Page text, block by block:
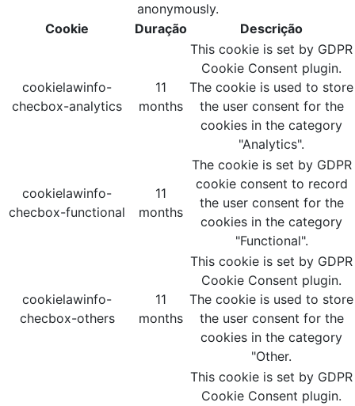
anonymously.
Cookie
Duração Descrição
cookielawinfo-
checbox-analytics
11
months
This cookie is set by GDPR
Cookie Consent plugin.
The cookie is used to store
the user consent for the
cookies in the category
"Analytics".
cookielawinfo-
checbox-functional
11
months
The cookie is set by GDPR
cookie consent to record
the user consent for the
cookies in the category
"Functional".
cookielawinfo-
checbox-others
11
months
This cookie is set by GDPR
Cookie Consent plugin.
The cookie is used to store
the user consent for the
cookies in the category
"Other.
This cookie is set by GDPR
Cookie Consent plugin.